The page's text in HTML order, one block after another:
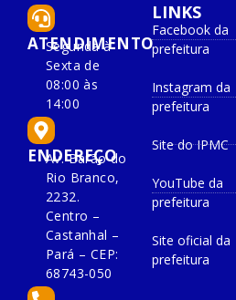
ATENDIMENTO
Segunda à
Sexta de
08:00 às
14:00
ENDEREÇO
Av. Barão do
Rio Branco,
2232.
Centro –
Castanhal –
Pará – CEP:
68743-050
LINKS
Facebook da
prefeitura
Instagram da
prefeitura
Site do IPMC
YouTube da
prefeitura
Site oficial da
prefeitura